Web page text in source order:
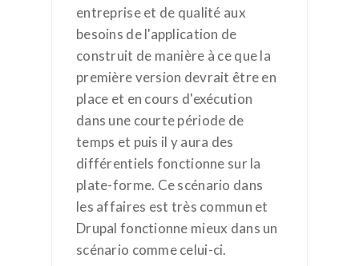
entreprise et de qualité aux
besoins de l'application de
construit de manière à ce que la
première version devrait être en
place et en cours d'exécution
dans une courte période de
temps et puis il y aura des
différentiels fonctionne sur la
plate-forme. Ce scénario dans
les affaires est très commun et
Drupal fonctionne mieux dans un
scénario comme celui-ci.